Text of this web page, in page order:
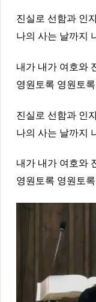
진실로 선함과 인
나의 사는 날까지
내가 내가 여호와
영원토록 영원토
진실로 선함과 인
나의 사는 날까지
내가 내가 여호와
영원토록 영원토